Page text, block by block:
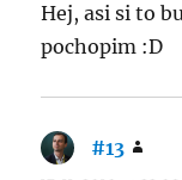
Hej, asi si to
pochopim :D
#13